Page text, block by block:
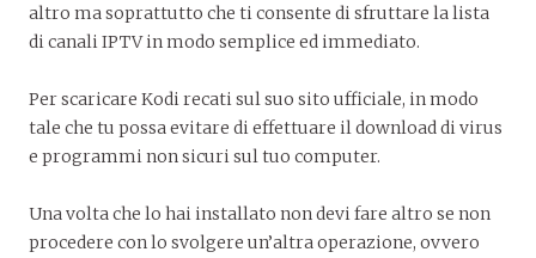
altro ma soprattutto che ti consente di sfruttare la lista
di canali IPTV in modo semplice ed immediato.
Per scaricare Kodi recati sul suo sito ufficiale, in modo
tale che tu possa evitare di effettuare il download di virus
e programmi non sicuri sul tuo computer.
Una volta che lo hai installato non devi fare altro se non
procedere con lo svolgere un’altra operazione, ovvero